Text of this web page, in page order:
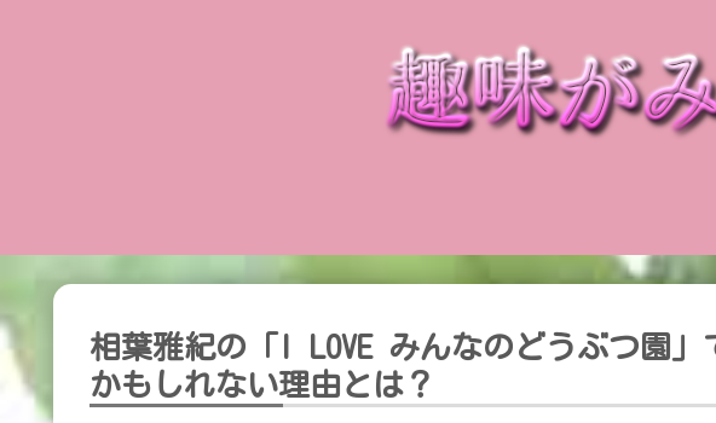
相葉雅紀の「I LOVE みんなのどうぶつ園」
かもしれない理由とは？